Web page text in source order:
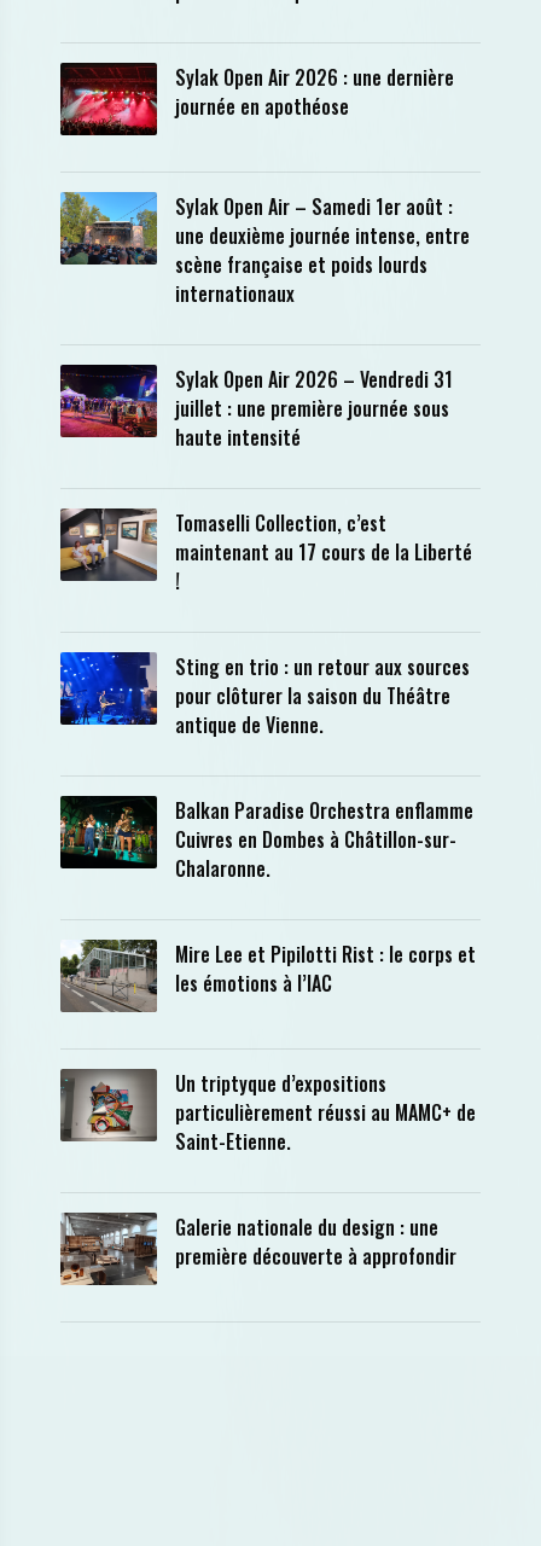
Sylak Open Air 2026 : une dernière
journée en apothéose
Sylak Open Air – Samedi 1er août :
une deuxième journée intense, entre
scène française et poids lourds
internationaux
Sylak Open Air 2026 – Vendredi 31
juillet : une première journée sous
haute intensité
Tomaselli Collection, c’est
maintenant au 17 cours de la Liberté
!
Sting en trio : un retour aux sources
pour clôturer la saison du Théâtre
antique de Vienne.
Balkan Paradise Orchestra enflamme
Cuivres en Dombes à Châtillon-sur-
Chalaronne.
Mire Lee et Pipilotti Rist : le corps et
les émotions à l’IAC
Un triptyque d’expositions
particulièrement réussi au MAMC+ de
Saint-Etienne.
Galerie nationale du design : une
première découverte à approfondir